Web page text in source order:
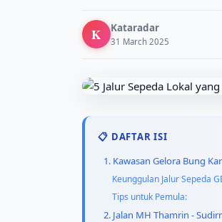
K Kataradar
31 March 2025
📋 DAFTAR ISI
1. Kawasan Gelora Bung
Keunggulan Jalur Sepeda
Tips untuk Pemula:
2. Jalan MH Thamrin -